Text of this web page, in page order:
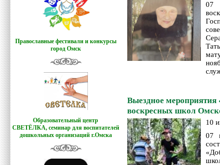
Православные фестивали и конкурсы
город Омск
Образовательный центр
СВЕТЁЛКА, семинар для воспитателей
дошкольных организаций г.Омска
07
Выездное мероприятия
воскресных школ
10
07